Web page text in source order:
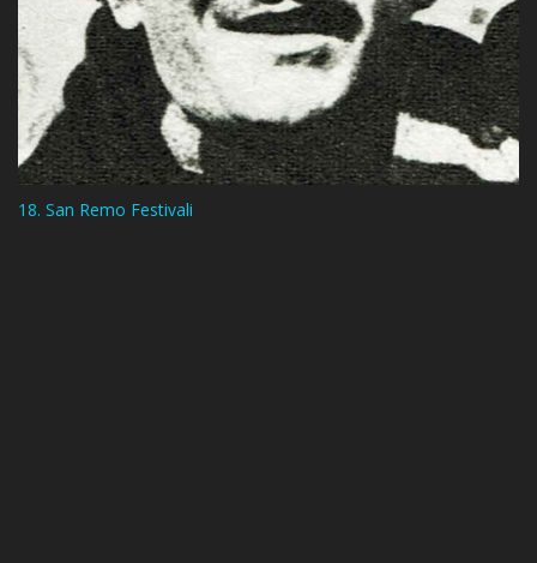
18. San Remo Festivali